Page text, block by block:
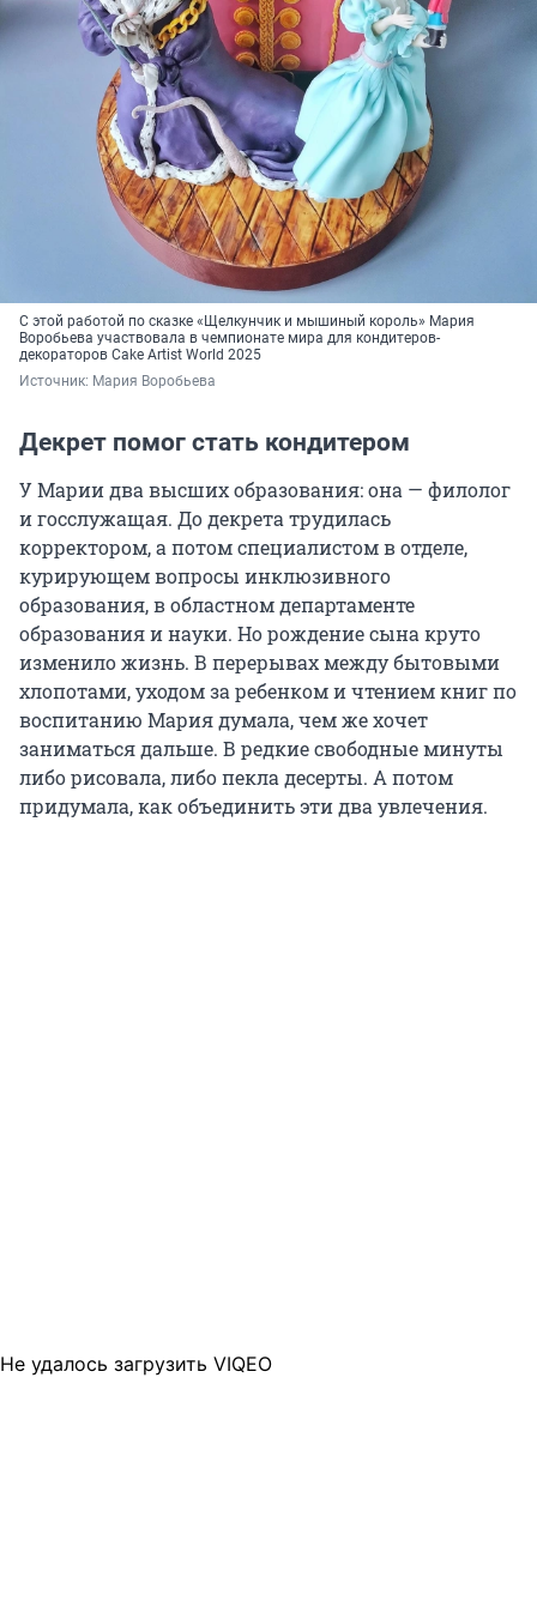
С этой работой по сказке «Щелкунчик и мышиный король» Мария
Воробьева участвовала в чемпионате мира для кондитеров-
декораторов Cake Artist World 2025
Источник: Мария Воробьева
Декрет помог стать кондитером
У Марии два высших образования: она — филолог
и госслужащая. До декрета трудилась
корректором, а потом специалистом в отделе,
курирующем вопросы инклюзивного
образования, в областном департаменте
образования и науки. Но рождение сына круто
изменило жизнь. В перерывах между бытовыми
хлопотами, уходом за ребенком и чтением книг по
воспитанию Мария думала, чем же хочет
заниматься дальше. В редкие свободные минуты
либо рисовала, либо пекла десерты. А потом
придумала, как объединить эти два увлечения.
Не удалось загрузить VIQEO